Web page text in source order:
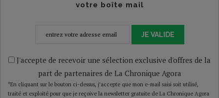
votre boîte mail
JE VALIDE
J'accepte de recevoir une sélection exclusive d'offres de la
part de partenaires de La Chronique Agora
*En cliquant sur le bouton ci-dessus, j’accepte que mon e-mail saisi soit utilisé,
traité et exploité pour que je reçoive la newsletter gratuite de La Chronique Agora